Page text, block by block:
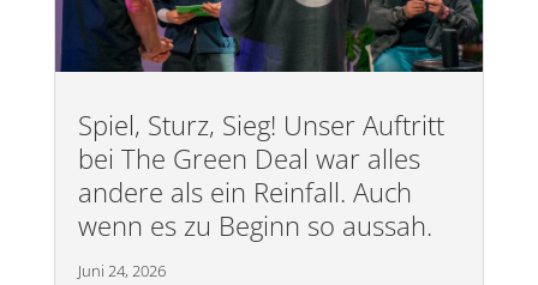
Spiel, Sturz, Sieg! Unser Auftritt
bei The Green Deal war alles
andere als ein Reinfall. Auch
wenn es zu Beginn so aussah.
Juni 24, 2026